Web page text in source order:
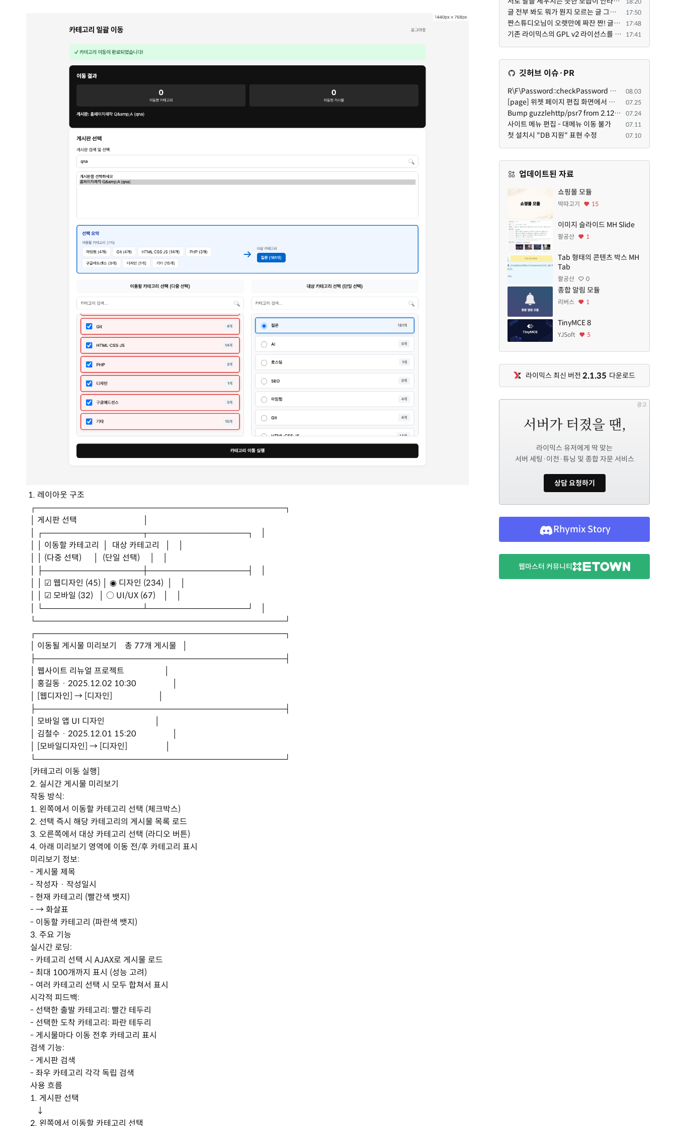
1. 레이아웃 구조
┌─────────────────────────────────────────────┐
│ 게시판 선택 │
│ ┌──────────────────┬──────────────────┐ │
│ │ 이동할 카테고리 │ 대상 카테고리 │ │
│ │ (다중 선택) │ (단일 선택) │ │
│ ├──────────────────┼──────────────────┤ │
│ │ ☑ 웹디자인 (45) │ ◉ 디자인 (234) │ │
│ │ ☑ 모바일 (32) │ ○ UI/UX (67) │ │
│ └──────────────────┴──────────────────┘ │
└─────────────────────────────────────────────┘
┌─────────────────────────────────────────────┐
│ 이동될 게시물 미리보기 총 77개 게시물 │
├─────────────────────────────────────────────┤
│ 웹사이트 리뉴얼 프로젝트 │
│ 홍길동 · 2025.12.02 10:30 │
│ [웹디자인] → [디자인] │
├─────────────────────────────────────────────┤
│ 모바일 앱 UI 디자인 │
│ 김철수 · 2025.12.01 15:20 │
│ [모바일디자인] → [디자인] │
└─────────────────────────────────────────────┘
[카테고리 이동 실행]
2. 실시간 게시물 미리보기
작동 방식:
1. 왼쪽에서 이동할 카테고리 선택 (체크박스)
2. 선택 즉시 해당 카테고리의 게시물 목록 로드
3. 오른쪽에서 대상 카테고리 선택 (라디오 버튼)
4. 아래 미리보기 영역에 이동 전/후 카테고리 표시
미리보기 정보:
- 게시물 제목
- 작성자 · 작성일시
- 현재 카테고리 (빨간색 뱃지)
- → 화살표
- 이동할 카테고리 (파란색 뱃지)
3. 주요 기능
실시간 로딩:
- 카테고리 선택 시 AJAX로 게시물 로드
- 최대 100개까지 표시 (성능 고려)
- 여러 카테고리 선택 시 모두 합쳐서 표시
시각적 피드백:
- 선택한 출발 카테고리: 빨간 테두리
- 선택한 도착 카테고리: 파란 테두리
- 게시물마다 이동 전후 카테고리 표시
검색 기능:
- 게시판 검색
- 좌우 카테고리 각각 독립 검색
사용 흐름
1. 게시판 선택
↓
2. 왼쪽에서 이동할 카테고리 선택
글 전부 봐도 뭐가 뭔지 모르는 글 그래서 아래위 단숨에 쭈욱 훝어만 보고 말았지만 참 대단한 정성이예요.... 17:50
짠스튜디오님이 오랫만에 짜잔 짠! 글 올려주셨네요. 전 봐도 잘 모르는 내용이지만 그래도 응원드려요. 17:48
기존 라이믹스의 GPL v2 라이선스를 준수하여, 포크버전도 GPL v2 라이선스로 공개 배포됩니다. 17:41
깃허브 이슈·PR
R\F\Password::checkPassword 함수 해시 알고리즘을 암시적으로 호출하는 경우 Argon2id 해시 비교 실패 08.03
[page] 위젯 페이지 편집 화면에서 위젯이 Context의 module_info를 덮어쓰면 저장이 ERR_ACT_IS_NOT_STANDALONE으로 실패 07.25
Bump guzzlehttp/psr7 from 2.12.1 to 2.12.3 in /common 07.24
사이트 메뉴 편집 - 대메뉴 이동 불가 07.11
첫 설치시 "DB 지원" 표현 수정 07.10
업데이트된 자료
쇼핑몰 모듈
딱따고기 15
이미지 슬라이드 MH Slide
팔공산 1
Tab 형태의 콘텐츠 박스 MH
Tab
팔공산 0
종합 알림 모듈
리버스 1
TinyMCE 8
YJSoft 5
라이믹스 최신 버전 2.1.35 다운로드
광고
라이믹스 유저에게 딱 맞는
서버 세팅·이전·튜닝 및 종합 자문 서비스
상담 요청하기
Rhymix Story
웹마스터 커뮤니티